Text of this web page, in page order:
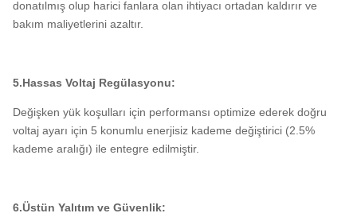
donatılmış olup harici fanlara olan ihtiyacı ortadan kaldırır ve
bakım maliyetlerini azaltır.
5.Hassas Voltaj Regülasyonu:
Değişken yük koşulları için performansı optimize ederek doğru
voltaj ayarı için 5 konumlu enerjisiz kademe değiştirici (2.5%
kademe aralığı) ile entegre edilmiştir.
6.Üstün Yalıtım ve Güvenlik: